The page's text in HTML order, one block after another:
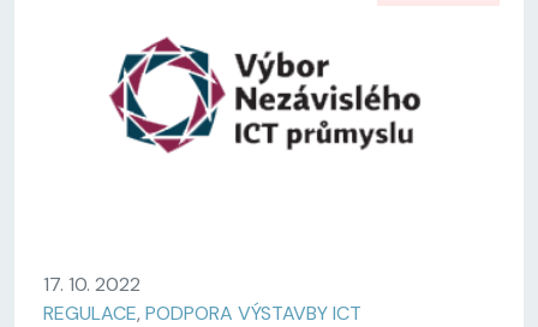
17. 10. 2022
REGULACE, PODPORA VÝSTAVBY ICT